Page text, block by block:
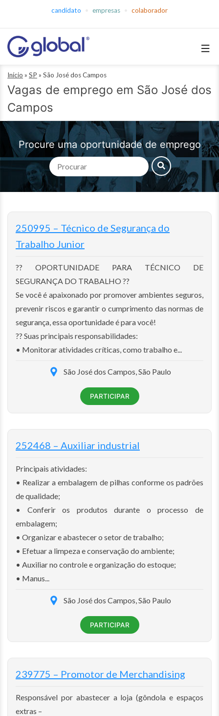
conteúdo
candidato empresas colaborador
Global
Empregos
Início » SP » São José dos Campos
Vagas de emprego em São José dos
Campos
Procure uma oportunidade de emprego
250995 – Técnico de Segurança do
Trabalho Junior
?? OPORTUNIDADE PARA TÉCNICO DE
SEGURANÇA DO TRABALHO ??
Se você é apaixonado por promover ambientes seguros,
prevenir riscos e garantir o cumprimento das normas de
segurança, essa oportunidade é para você!
?? Suas principais responsabilidades:
• Monitorar atividades críticas, como trabalho e...
São José dos Campos, São Paulo
PARTICIPAR
252468 – Auxiliar industrial
Principais atividades:
• Realizar a embalagem de pilhas conforme os padrões
de qualidade;
• Conferir os produtos durante o processo de
embalagem;
• Organizar e abastecer o setor de trabalho;
• Efetuar a limpeza e conservação do ambiente;
• Auxiliar no controle e organização do estoque;
• Manus...
São José dos Campos, São Paulo
PARTICIPAR
239775 – Promotor de Merchandising
Responsável por abastecer a loja (gôndola e espaços
extras –